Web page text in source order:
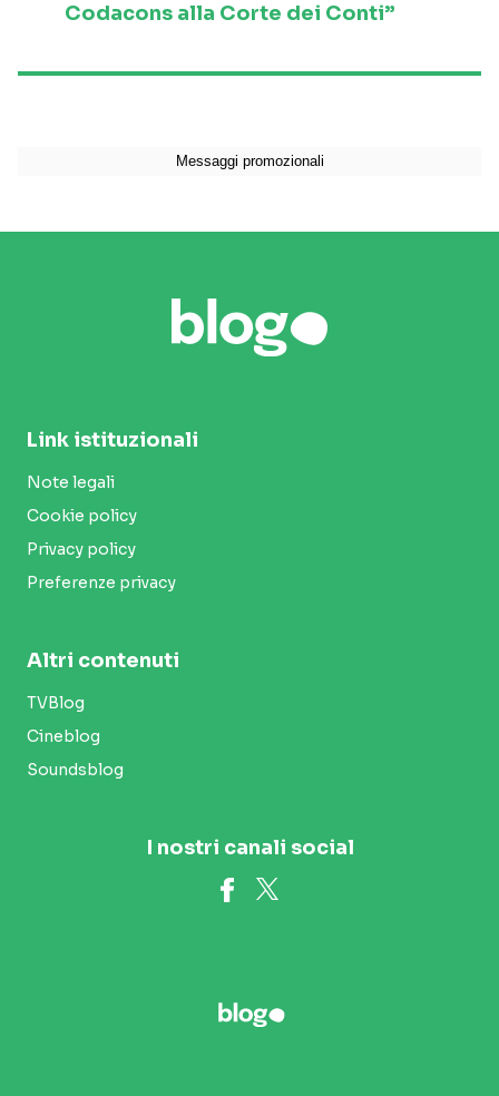
Codacons alla Corte dei Conti”
Link istituzionali
Note legali
Cookie policy
Privacy policy
Preferenze privacy
Altri contenuti
TVBlog
Cineblog
Soundsblog
I nostri canali social